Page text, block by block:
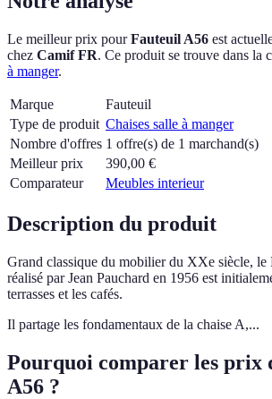
Le meilleur prix pourFauteuil A56 est
chez Camif FR. Ce produit se trouve dans la
à manger.
Marque
Fauteuil
Type de produit Chaises salle à manger
Nombre d'offres 1 offre(s) de 1 marchand(s)
Meilleur prix
390,00 €
Comparateur
Meubles interieur
Description du produit
Grand classique du mobilier du XXe siècle,
réalisé par Jean Pauchard en 1956 est
terrasses et les cafés.
Il partage les fondamentaux de la chaise A,...
Pourquoi comparer les prix
A56 ?